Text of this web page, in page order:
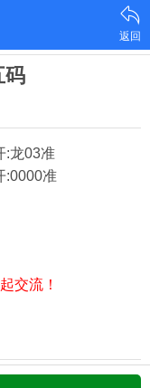
返回
码
:龙03准
:0000准
交流！